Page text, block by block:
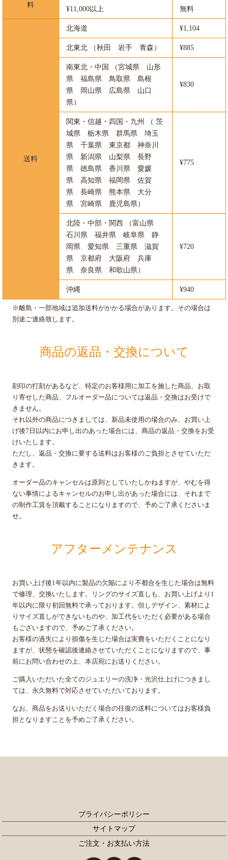
料
¥11,000以上 無料
送料
北海道 ¥1,104
北東北 （秋田 岩手 青森） ¥885
南東北・中国 （宮城県 山形
県 福島県 鳥取県 島根
県 岡山県 広島県 山口
県）
¥830
関東・信越・四国・九州 （ 茨
城県 栃木県 群馬県 埼玉
県 千葉県 東京都 神奈川
県 新潟県 山梨県 長野
県 徳島県 香川県 愛媛
県 高知県 福岡県 佐賀
県 長崎県 熊本県 大分
県 宮崎県 鹿児島県）
¥775
北陸・中部・関西 （富山県
石川県 福井県 岐阜県 静
岡県 愛知県 三重県 滋賀
県 京都府 大阪府 兵庫
県 奈良県 和歌山県）
¥720
沖縄 ¥940
※離島・一部地域は追加送料がかかる場合があります。その場合は
別途ご連絡致します。
商品の返品・交換について
刻印の打刻があるなど、特定のお客様用に加工を施した商品、お取
り寄せした商品、フルオーダー品については返品・交換はお受けで
きません。
それ以外の商品につきましては、新品未使用の場合のみ、お買い上
げ後7日以内にお申し出のあった場合には、商品の返品・交換をお受
けいたします。
ただし、返品・交換に要する送料はお客様のご負担とさせていただ
きます。
オーダー品のキャンセルは原則としていたしかねますが、やむを得
ない事情によるキャンセルのお申し出があった場合には、それまで
の制作工賃を頂戴することになりますので、予めご了承くださいま
せ。
アフターメンテナンス
お買い上げ後1年以内に製品の欠陥により不都合を生じた場合は無料
で修理、交換いたします。リングのサイズ直しも、お買い上げより1
年以内に限り初回無料で承っております。但しデザイン、素材によ
りサイズ直しができないものや、加工代をいただく必要がある場合
もございますので、予めご了承ください。
お客様の過失により損傷を生じた場合は実費をいただくことになり
ますが、状態を確認後連絡させていただくことになりますので、事
前にお問い合わせの上、本店宛にお送りください。
ご購入いただいた全てのジュエリーの洗浄・光沢仕上げにつきまし
ては、永久無料で対応させていただいております。
なお、商品をお送りいただく場合の往復の送料についてはお客様負
担となりますことを予めご了承ください。
プライバシーポリシー
サイトマップ
ご注文・お支払い方法